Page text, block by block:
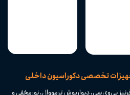
تخصصی دکوراسیون داخلی
پی‌وی‌سی، دیوارپوش ترمووال، نورمخفی و